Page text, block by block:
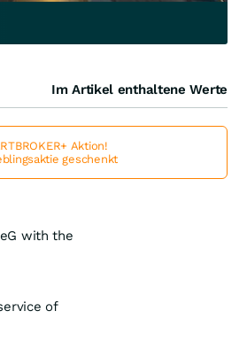
with the
of
Im Artikel enthaltene Werte
Aktion!
geschenkt